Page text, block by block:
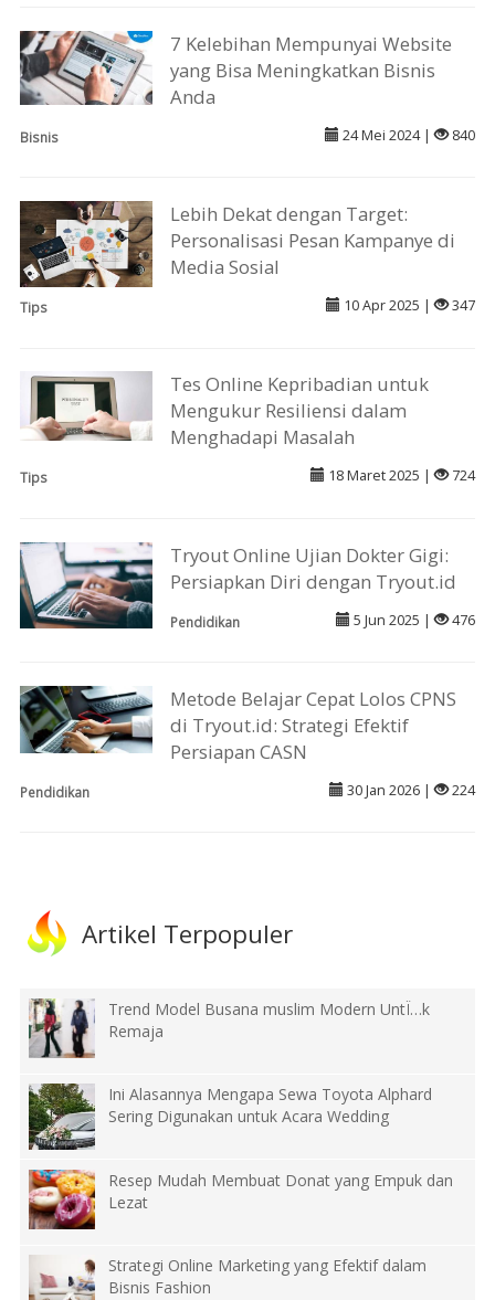
7 Kelebihan Mempunyai Website
yang Bisa Meningkatkan Bisnis
Anda
Bisnis 24 Mei 2024 | 840
Lebih Dekat dengan Target:
Personalisasi Pesan Kampanye di
Media Sosial
Tips 10 Apr 2025 | 347
Tes Online Kepribadian untuk
Mengukur Resiliensi dalam
Menghadapi Masalah
Tips 18 Maret 2025 | 724
Tryout Online Ujian Dokter Gigi:
Persiapkan Diri dengan Tryout.id
Pendidikan 5 Jun 2025 | 476
Metode Belajar Cepat Lolos CPNS
di Tryout.id: Strategi Efektif
Persiapan CASN
Pendidikan 30 Jan 2026 | 224
Artikel Terpopuler
Trend Model Busana muslim Modern UntÏ…k
Remaja
Ini Alasannya Mengapa Sewa Toyota Alphard
Sering Digunakan untuk Acara Wedding
Resep Mudah Membuat Donat yang Empuk dan
Lezat
Strategi Online Marketing yang Efektif dalam
Bisnis Fashion